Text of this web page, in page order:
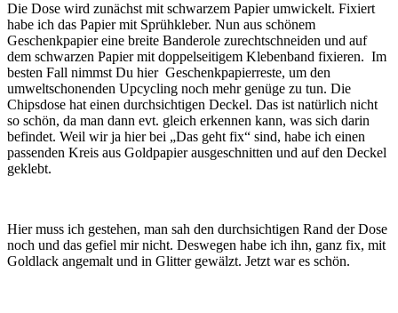
Die Dose wird zunächst mit schwarzem Papier umwickelt. Fixiert
habe ich das Papier mit Sprühkleber. Nun aus schönem
Geschenkpapier eine breite Banderole zurechtschneiden und auf
dem schwarzen Papier mit doppelseitigem Klebenband fixieren. Im
besten Fall nimmst Du hier Geschenkpapierreste, um den
umweltschonenden Upcycling noch mehr genüge zu tun. Die
Chipsdose hat einen durchsichtigen Deckel. Das ist natürlich nicht
so schön, da man dann evt. gleich erkennen kann, was sich darin
befindet. Weil wir ja hier bei „Das geht fix“ sind, habe ich einen
passenden Kreis aus Goldpapier ausgeschnitten und auf den Deckel
geklebt.
Hier muss ich gestehen, man sah den durchsichtigen Rand der Dose
noch und das gefiel mir nicht. Deswegen habe ich ihn, ganz fix, mit
Goldlack angemalt und in Glitter gewälzt. Jetzt war es schön.